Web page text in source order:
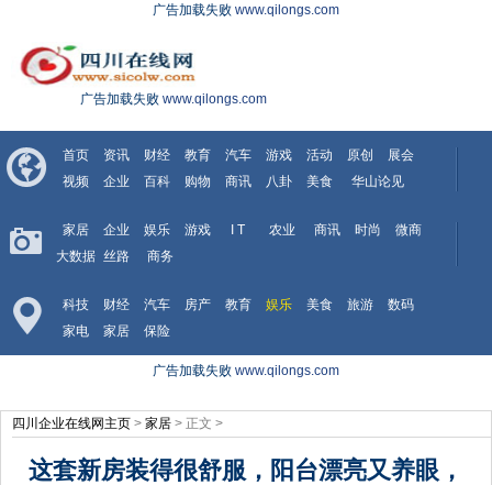
广告加载失败 www.qilongs.com
广告加载失败 www.qilongs.com
首页 资讯 财经 教育 汽车 游戏 活动 原创
展会
视频
企业 百科 购物 商讯 八卦 美食 华山论见
家居 企业 娱乐 游戏 I T 农业 商讯 时尚
微商
大数据 丝路 商务
科技 财经 汽车 房产 教育 娱乐 美食 旅游
数码
家电
家居 保险
广告加载失败 www.qilongs.com
四川企业在线网主页 > 家居 > 正文 >
这套新房装得很舒服，阳台漂亮又养眼，